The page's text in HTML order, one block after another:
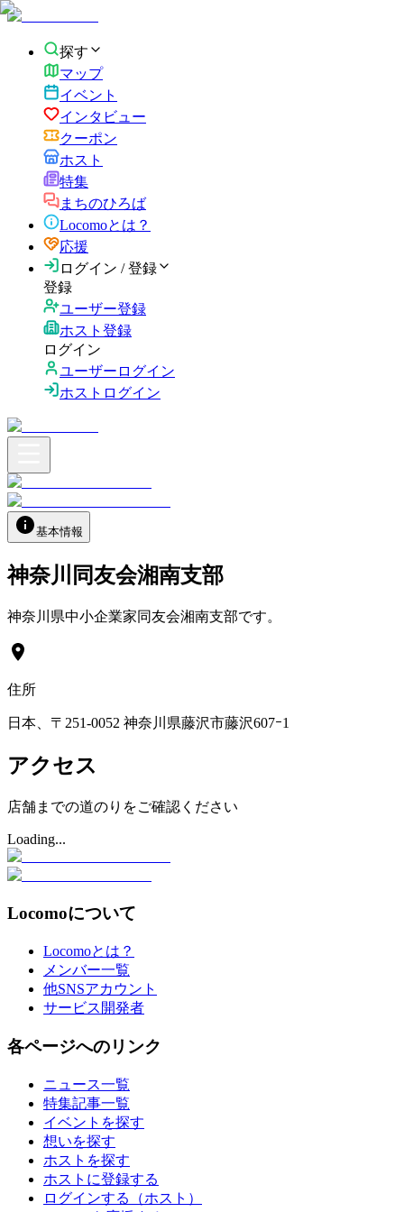
探す
マップ
イベント
インタビュー
クーポン
ホスト
特集
まちのひろば
Locomoとは？
応援
ログイン / 登録
登録
ユーザー登録
ホスト登録
ログイン
ユーザーログイン
ホストログイン
基本情報
神奈川同友会湘南支部
神奈川県中小企業家同友会湘南支部です。
住所
日本、〒251-0052 神奈川県藤沢市藤沢607ｰ1
アクセス
店舗までの道のりをご確認ください
Loading...
Locomoについて
Locomoとは？
メンバー一覧
他SNSアカウント
サービス開発者
各ページへのリンク
ニュース一覧
特集記事一覧
イベントを探す
想いを探す
ホストを探す
ホストに登録する
ログインする（ホスト）